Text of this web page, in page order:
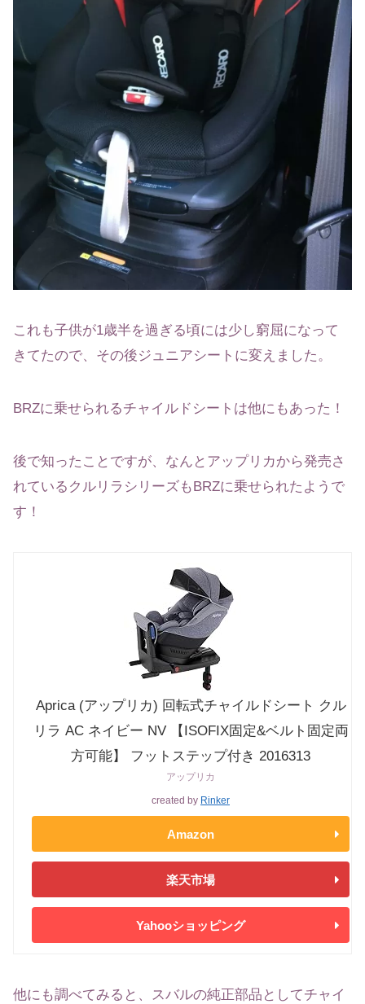
これも子供が1歳半を過ぎる頃には少し窮屈になって
きてたので、その後ジュニアシートに変えました。
BRZに乗せられるチャイルドシートは他にもあった！
後で知ったことですが、なんとアップリカから発売さ
れているクルリラシリーズもBRZに乗せられたようで
す！
Aprica (アップリカ) 回転式チャイルドシート クル
リラ AC ネイビー NV 【ISOFIX固定&ベルト固定両
方可能】 フットステップ付き 2016313
created by Rinker
アップリカ
Amazon
楽天市場
Yahooショッピング
他にも調べてみると、スバルの純正部品としてチャイ